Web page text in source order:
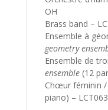
OH
Brass band –
Ensemble à
geometry
Ensemble de
ensemble(12
Chœur féminin /
piano) –